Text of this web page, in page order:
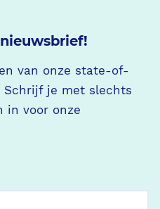
van onze state-of-
je met slechts
in voor onze